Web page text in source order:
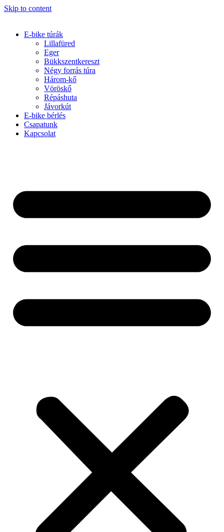
Skip to content
E-bike túrák
Lillafüred
Eger
Bükkszentkereszt
Négy forrás túra
Három-kő
Vöröskő
Répáshuta
Jávorkút
E-bike bérlés
Csapatunk
Kapcsolat